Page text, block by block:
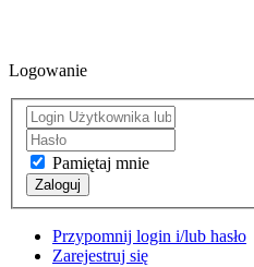
Logowanie
Pamiętaj mnie
Zaloguj
Przypomnij login i/lub hasło
Zarejestruj się